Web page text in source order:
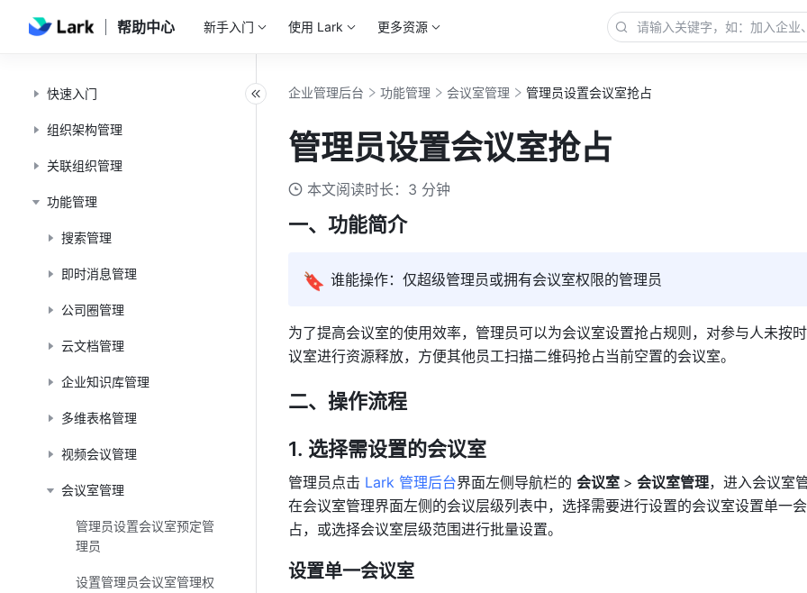
帮助中心 新手入门 使用 Lark 更多资源
快速入门
组织架构管理
关联组织管理
功能管理
搜索管理
即时消息管理
公司圈管理
云文档管理
企业知识库管理
多维表格管理
视频会议管理
会议室管理
管理员设置会议室预定管
理员
设置管理员会议室管理权
企业管理后台 功能管理 会议室管理 管理员设置会议室抢占
管理员设置会议室抢占
本文阅读时长：3 分钟
一、功能简介
🔖 谁能操作：仅超级管理员或拥有会议室权限的管理员
为了提高会议室的使用效率，管理员可以为会议室设置抢占规则，对参与人未按
议室进行资源释放，方便其他员工扫描二维码抢占当前空置的会议室。
二、操作流程
选择需设置的会议室
管理员点击 Lark 管理后台界面左侧导航栏的 会议室 > 会议室管理，进入会议室
在会议室管理界面左侧的会议层级列表中，选择需要进行设置的会议室设置单一
占，或选择会议室层级范围进行批量设置。
设置单一会议室